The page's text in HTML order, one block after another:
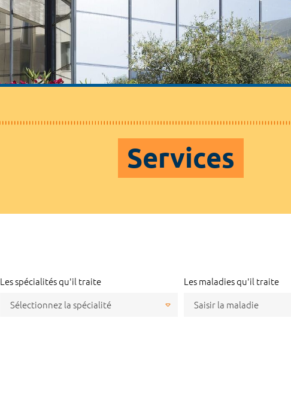
Services
Les spécialités qu'il traite Les maladies qu'il traite